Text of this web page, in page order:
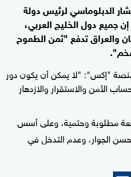
الدبلوماسي لرئيس دولة
إن جميع دول الخليج العربي،
والعراق تدفع "ثمن الطموح
"إكس": "لا يمكن أن يكون دور
الأمن والاستقرار والازدهار
مطلوبة وحتمية، وعلى أسس
الجوار، وعدم التدخل في